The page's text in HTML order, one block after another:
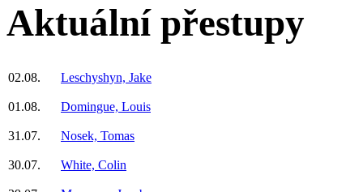
Aktuální přestupy
02.08. Leschyshyn, Jake
01.08. Domingue, Louis
31.07. Nosek, Tomas
30.07. White, Colin